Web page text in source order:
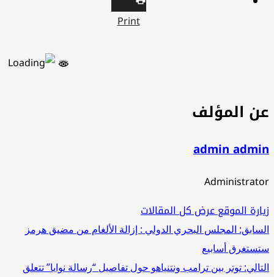
Print
المؤلف
admin
الموقععرض كل المقالات
المجلس البحري الدولي : إزالة الألغام من مضيق هرمز
أسابيع
توتر بين ترامب ونتنياهو حول تفاصيل “رسالة نوايا” تتعلق